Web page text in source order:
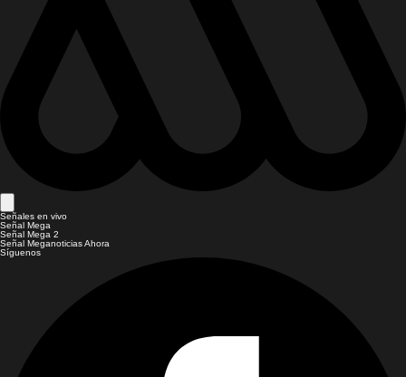
Señales en vivo
Señal Mega
Señal Mega 2
Señal Meganoticias Ahora
Síguenos